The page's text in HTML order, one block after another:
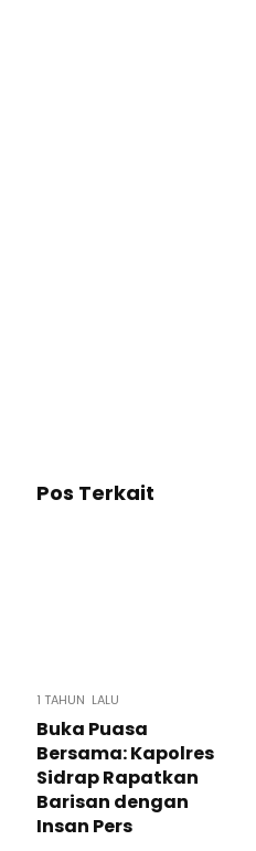
Pos Terkait
1 TAHUN LALU
Buka Puasa
Bersama: Kapolres
Sidrap Rapatkan
Barisan dengan
Insan Pers